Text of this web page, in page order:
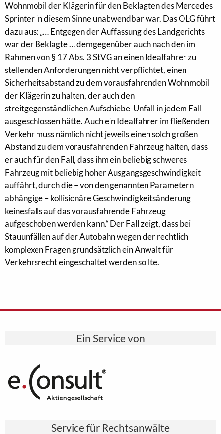
Wohnmobil der Klägerin für den Beklagten des Mercedes
Sprinter in diesem Sinne unabwendbar war. Das OLG führt
dazu aus: „… Entgegen der Auffassung des Landgerichts
war der Beklagte … demgegenüber auch nach den im
Rahmen von § 17 Abs. 3 StVG an einen Idealfahrer zu
stellenden Anforderungen nicht verpflichtet, einen
Sicherheitsabstand zu dem vorausfahrenden Wohnmobil
der Klägerin zu halten, der auch den
streitgegenständlichen Aufschiebe-Unfall in jedem Fall
ausgeschlossen hätte. Auch ein Idealfahrer im fließenden
Verkehr muss nämlich nicht jeweils einen solch großen
Abstand zu dem vorausfahrenden Fahrzeug halten, dass
er auch für den Fall, dass ihm ein beliebig schweres
Fahrzeug mit beliebig hoher Ausgangsgeschwindigkeit
auffährt, durch die – von den genannten Parametern
abhängige – kollisionäre Geschwindigkeitsänderung
keinesfalls auf das vorausfahrende Fahrzeug
aufgeschoben werden kann.“ Der Fall zeigt, dass bei
Stauunfällen auf der Autobahn wegen der rechtlich
komplexen Fragen grundsätzlich ein Anwalt für
Verkehrsrecht eingeschaltet werden sollte.
Ein Service von
Service für Rechtsanwälte